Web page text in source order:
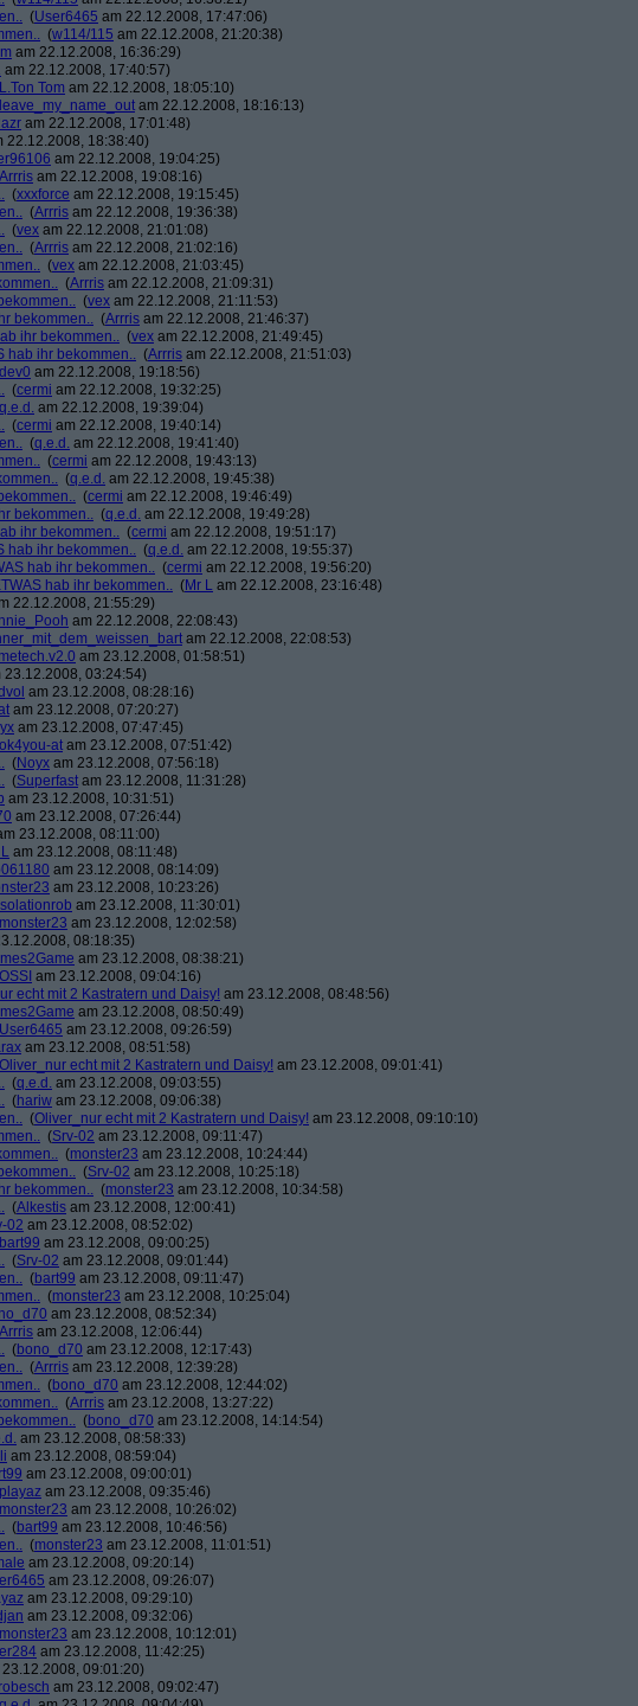
(User6465 am 22.12.2008, 17:47:06)
(w114/115 am 22.12.2008, 21:20:38)
am 22.12.2008, 16:36:29)
am 22.12.2008, 17:40:57)
L.Ton Tom am 22.12.2008, 18:05:10)
leave_my_name_out am 22.12.2008, 18:16:13)
am 22.12.2008, 17:01:48)
22.12.2008, 18:38:40)
am 22.12.2008, 19:04:25)
Arrris am 22.12.2008, 19:08:16)
(xxxforce am 22.12.2008, 19:15:45)
(Arrris am 22.12.2008, 19:36:38)
(vex am 22.12.2008, 21:01:08)
(Arrris am 22.12.2008, 21:02:16)
(vex am 22.12.2008, 21:03:45)
(Arrris am 22.12.2008, 21:09:31)
(vex am 22.12.2008, 21:11:53)
bekommen.. (Arrris am 22.12.2008, 21:46:37)
ihr bekommen.. (vex am 22.12.2008, 21:49:45)
hab ihr bekommen.. (Arrris am 22.12.2008, 21:51:03)
dev0 am 22.12.2008, 19:18:56)
(cermi am 22.12.2008, 19:32:25)
q.e.d. am 22.12.2008, 19:39:04)
(cermi am 22.12.2008, 19:40:14)
(q.e.d. am 22.12.2008, 19:41:40)
(cermi am 22.12.2008, 19:43:13)
(q.e.d. am 22.12.2008, 19:45:38)
(cermi am 22.12.2008, 19:46:49)
bekommen.. (q.e.d. am 22.12.2008, 19:49:28)
ihr bekommen.. (cermi am 22.12.2008, 19:51:17)
hab ihr bekommen.. (q.e.d. am 22.12.2008, 19:55:37)
hab ihr bekommen.. (cermi am 22.12.2008, 19:56:20)
hab ihr bekommen.. (Mr L am 22.12.2008, 23:16:48)
22.12.2008, 21:55:29)
am 22.12.2008, 22:08:43)
am 22.12.2008, 22:08:53)
am 23.12.2008, 01:58:51)
23.12.2008, 03:24:54)
am 23.12.2008, 08:28:16)
am 23.12.2008, 07:20:27)
am 23.12.2008, 07:47:45)
ok4you-at am 23.12.2008, 07:51:42)
(Noyx am 23.12.2008, 07:56:18)
(Superfast am 23.12.2008, 11:31:28)
am 23.12.2008, 10:31:51)
am 23.12.2008, 07:26:44)
23.12.2008, 08:11:00)
am 23.12.2008, 08:11:48)
am 23.12.2008, 08:14:09)
am 23.12.2008, 10:23:26)
am 23.12.2008, 11:30:01)
monster23 am 23.12.2008, 12:02:58)
08:18:35)
am 23.12.2008, 08:38:21)
OSSI am 23.12.2008, 09:04:16)
echt mit 2 Kastratern und Daisy! am 23.12.2008, 08:48:56)
am 23.12.2008, 08:50:49)
User6465 am 23.12.2008, 09:26:59)
am 23.12.2008, 08:51:58)
Oliver_nur echt mit 2 Kastratern und Daisy! am 23.12.2008, 09:01:41)
(q.e.d. am 23.12.2008, 09:03:55)
(hariw am 23.12.2008, 09:06:38)
(Oliver_nur echt mit 2 Kastratern und Daisy! am 23.12.2008, 09:10:10)
(Srv-02 am 23.12.2008, 09:11:47)
(monster23 am 23.12.2008, 10:24:44)
(Srv-02 am 23.12.2008, 10:25:18)
bekommen.. (monster23 am 23.12.2008, 10:34:58)
(Alkestis am 23.12.2008, 12:00:41)
02 am 23.12.2008, 08:52:02)
bart99 am 23.12.2008, 09:00:25)
(Srv-02 am 23.12.2008, 09:01:44)
(bart99 am 23.12.2008, 09:11:47)
(monster23 am 23.12.2008, 10:25:04)
am 23.12.2008, 08:52:34)
Arrris am 23.12.2008, 12:06:44)
(bono_d70 am 23.12.2008, 12:17:43)
(Arrris am 23.12.2008, 12:39:28)
(bono_d70 am 23.12.2008, 12:44:02)
(Arrris am 23.12.2008, 13:27:22)
(bono_d70 am 23.12.2008, 14:14:54)
am 23.12.2008, 08:58:33)
am 23.12.2008, 08:59:04)
am 23.12.2008, 09:00:01)
playaz am 23.12.2008, 09:35:46)
monster23 am 23.12.2008, 10:26:02)
(bart99 am 23.12.2008, 10:46:56)
(monster23 am 23.12.2008, 11:01:51)
am 23.12.2008, 09:20:14)
am 23.12.2008, 09:26:07)
am 23.12.2008, 09:29:10)
am 23.12.2008, 09:32:06)
monster23 am 23.12.2008, 10:12:01)
am 23.12.2008, 11:42:25)
09:01:20)
am 23.12.2008, 09:02:47)